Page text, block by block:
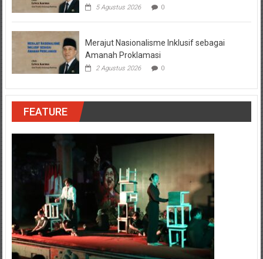
5 Agustus 2026 0
Merajut Nasionalisme Inklusif sebagai
Amanah Proklamasi
2 Agustus 2026 0
FEATURE